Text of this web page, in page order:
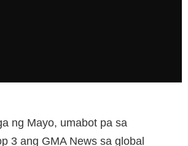
ng Mayo, umabot pa sa
3 ang GMA News sa global